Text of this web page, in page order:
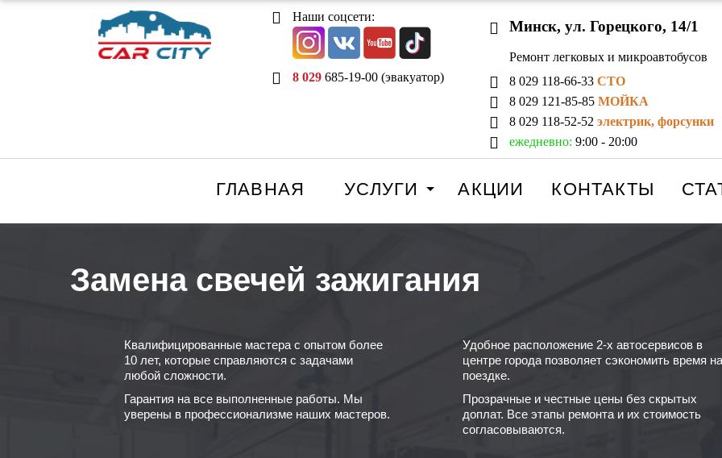
Наши соцсети:
8 029 685-19-00 (эвакуатор)
Минск, ул. Горецкого, 14/1
Ремонт легковых и микроавтобусов
8 029 118-66-33СТО
8 029 121-85-85МОЙКА
8 029 118-52-52электрик, форсунки
ежедневно:9:00 - 20:00
ГЛАВНАЯ УСЛУГИ АКЦИИ КОНТАКТЫ
Замена свечей зажигания
Квалифицированные мастера с опытом более
10 лет, которые справляются с задачами
любой сложности.
Удобное расположение 2-х автосервисов в
центре города позволяет сэкономить время на
поездке.
Гарантия на все выполненные работы. Мы
уверены в профессионализме наших мастеров.
Прозрачные и честные цены без скрытых
доплат. Все этапы ремонта и их стоимость
согласовываются.